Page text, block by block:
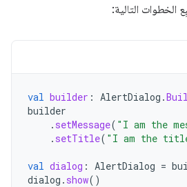
الخطوات التالية:
val builder : AlertDialog .
builder
. setMessage( "I am the
. setTitle( "I am the
val dialog : AlertDialog =
dialog . show()